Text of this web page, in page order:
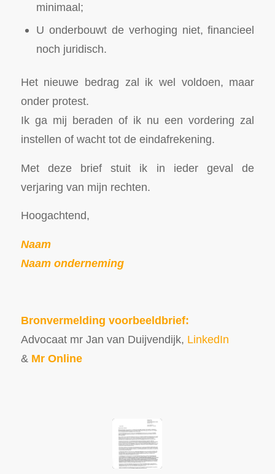
minimaal;
U onderbouwt de verhoging niet, financieel
noch juridisch.
Het nieuwe bedrag zal ik wel voldoen, maar
onder protest.
Ik ga mij beraden of ik nu een vordering zal
instellen of wacht tot de eindafrekening.
Met deze brief stuit ik in ieder geval de
verjaring van mijn rechten.
Hoogachtend,
Naam
Naam onderneming
Bronvermelding voorbeeldbrief:
Advocaat mr Jan van Duijvendijk, LinkedIn
& Mr Online